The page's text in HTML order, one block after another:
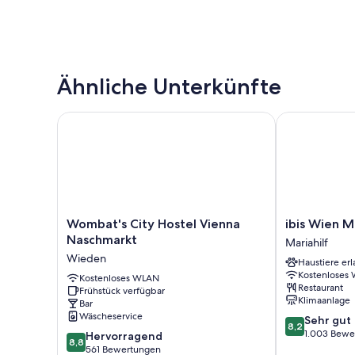
Ähnliche Unterkünfte
Wombat's
City
Vienna
Naschmarkt
Wieden
Wombat's City Hostel Vienna
Naschmarkt
Wieden
Kostenloses WLAN
Frühstück verfügbar
Bar
Wäscheservice
8.8
von
8,8 Hervorragend
561 Bewertungen
Wombat's City Hostel Vienna Naschmarkt
ibis
Wien
Mariahilf
Mariahilf
ibis Wien
Mariahilf
Haustiere
Kostenloses
Restaurant
Klimaanlage
8.2
von
8,2 Sehr gut
1.003
ibis Wien